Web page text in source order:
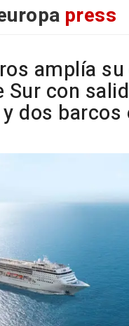
press
amplía
Sur con
dos barcos